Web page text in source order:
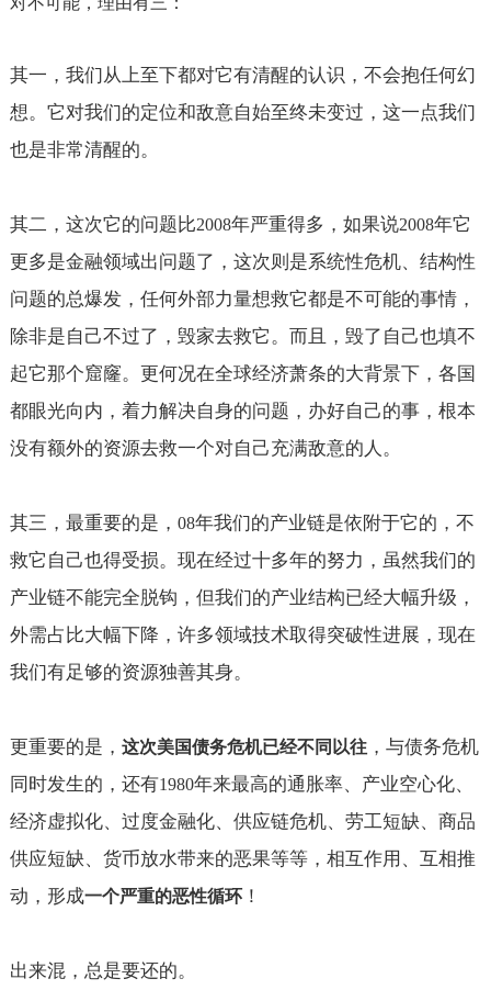
其一，我们从上至下都对它有清醒的认识，不会抱任何幻
想。它对我们的定位和敌意自始至终未变过，这一点我们
也是非常清醒的。
其二，这次它的问题比2008年严重得多，如果说2008年它
更多是金融领域出问题了，这次则是系统性危机、结构性
问题的总爆发，任何外部力量想救它都是不可能的事情，
除非是自己不过了，毁家去救它。而且，毁了自己也填不
起它那个窟窿。更何况在全球经济萧条的大背景下，各国
都眼光向内，着力解决自身的问题，办好自己的事，根本
没有额外的资源去救一个对自己充满敌意的人。
其三，最重要的是， 08年我们的产业链是依附于它的，不
救它自己也得受损。现在经过十多年的努力，虽然我们的
产业链不能完全脱钩，但我们的产业结构已经大幅升级，
外需占比大幅下降，许多领域技术取得突破性进展，现在
我们有足够的资源独善其身。
更重要的是， 这次美国债务危机已经不同以往，与债务危机
同时发生的，还有1980年来最高的通胀率、产业空心化、
经济虚拟化、过度金融化、供应链危机、劳工短缺、商品
供应短缺、货币放水带来的恶果等等，相互作用、互相推
动，形成一个严重的恶性循环！
出来混，总是要还的。